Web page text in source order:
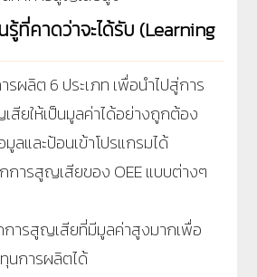
ที่คาดว่าจะได้รับ (Learning
รผลิต 6 ประเภท เพื่อนำไปสู่การ
สียให้เป็นมูลค่าได้อย่างถูกต้อง
ลและป้อนเข้าโปรแกรมได้
การสูญเสียของ OEE แบบต่างๆ
การสูญเสียที่มีมูลค่าสูงมากเพื่อ
นการผลิตได้